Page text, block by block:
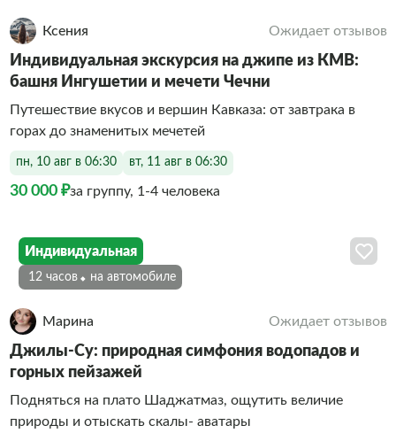
Ксения Ожидает отзывов
Индивидуальная экскурсия на джипе из КМВ:
башня Ингушетии и мечети Чечни
Путешествие вкусов и вершин Кавказа: от завтрака в
горах до знаменитых мечетей
пн, 10 авг в 06:30 вт, 11 авг в 06:30
30 000 ₽за группу, 1-4 человека
Индивидуальная
12 часов На автомобиле
Марина Ожидает отзывов
Джилы-Су: природная симфония водопадов и
горных пейзажей
Подняться на плато Шаджатмаз, ощутить величие
природы и отыскать скалы- аватары